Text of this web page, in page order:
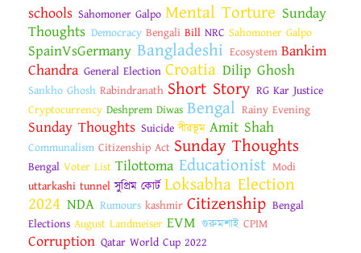
schools Sahomoner Galpo Mental Torture Sunday
Thoughts Democracy Bengali Bill NRC Sahomoner Galpo
SpainVsGermany Bangladeshi Ecosystem Bankim
Chandra General Election Croatia Dilip Ghosh
Sankho Ghosh Rabindranath Short Story RG Kar Justice
Cryptocurrency Deshprem Diwas Bengal Rainy Evening
Sunday Thoughts Suicide বীরভূম Amit Shah
Communalism Citizenship Act Sunday Thoughts
Bengal Voter List Tilottoma Educationist Modi
uttarkashi tunnel সুপ্রিম কোর্ট Loksabha Election
2024 NDA Rumours kashmir Citizenship Bengal
Elections August Landmeiser EVM গুরুমশাই CPIM
Corruption Qatar World Cup 2022